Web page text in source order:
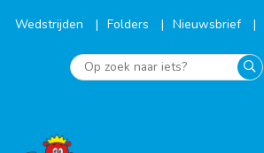
naarWedstrijden Folders Nieuwsbrief
Op